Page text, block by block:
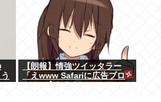
【朗報】情強ツイッタラー
「えwww Safariに広告ブロ